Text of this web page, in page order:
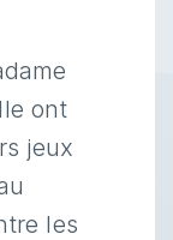
ont
jeux
les